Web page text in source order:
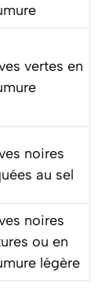
vertes en
noires
au sel
noires
ou en
légère